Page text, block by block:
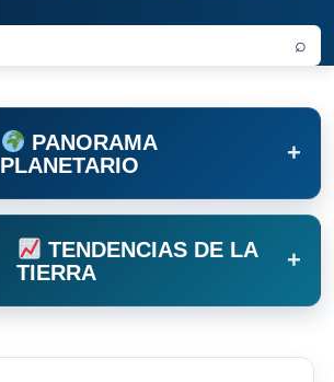
⌕
PANORAMA
PLANETARIO
+
TENDENCIAS DE LA
TIERRA
+